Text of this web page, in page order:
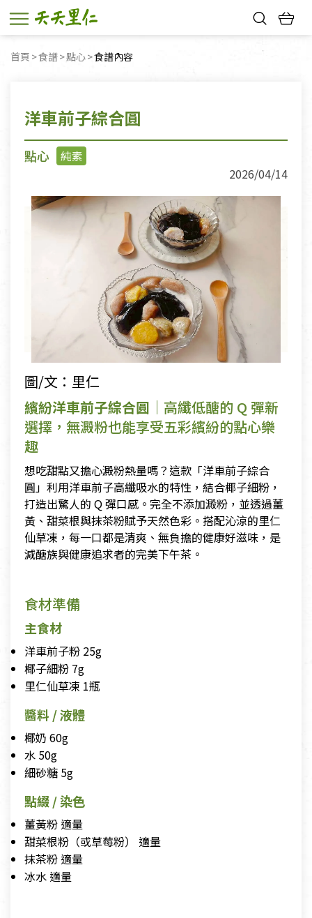
首頁 食譜 點心 目前頁面：
食譜內容
洋車前子綜合圓
點心
純素
2026/04/14
圖/文：里仁
繽紛洋車前子綜合圓 ｜高纖低醣的 Q 彈新
選擇，無澱粉也能享受五彩繽紛的點心樂
趣
想吃甜點又擔心澱粉熱量嗎？這款「洋車前子綜合
圓」利用洋車前子高纖吸水的特性，結合椰子細粉，
打造出驚人的 Q 彈口感。完全不添加澱粉，並透過薑
黃、甜菜根與抹茶粉賦予天然色彩。搭配沁涼的里仁
仙草凍，每一口都是清爽、無負擔的健康好滋味，是
減醣族與健康追求者的完美下午茶。
食材準備
主食材
洋車前子粉 25g
椰子細粉 7g
里仁仙草凍 1瓶
醬料 / 液體
椰奶 60g
水 50g
細砂糖 5g
點綴 / 染色
薑黃粉 適量
甜菜根粉（或草莓粉） 適量
抹茶粉 適量
冰水 適量